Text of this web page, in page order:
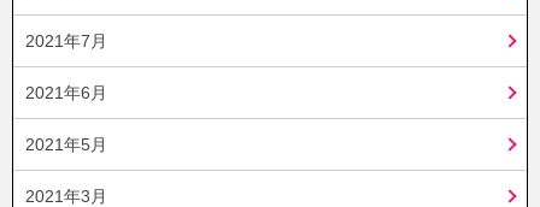
2021年7月
2021年6月
2021年5月
2021年3月